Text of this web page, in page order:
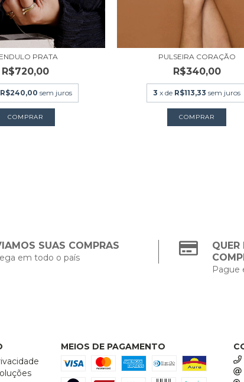
PRATA
R$720,00
R$240,00 sem juros
PULSEIRA CORAÇÃO
R$340,00
3 x de R$113,33 sem juros
SUAS COMPRAS
em todo o país
QUER
Pague
MEIOS DE PAGAMENTO